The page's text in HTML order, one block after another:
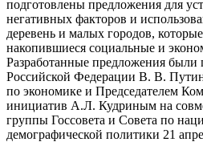
подготовлены предложения для
негативных факторов и
деревень и малых городов,
накопившиеся социальные и
Разработанные предложения были
Российской Федерации В. В.
по экономике и Председателем
инициатив А.Л. Кудриным на
группы Госсовета и Совета по
демографической политики 21